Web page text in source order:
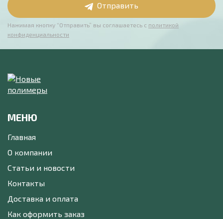
Отправить
Нажимая кнопку “Отправить” вы соглашаетесь с политикой
конфиденциальности
МЕНЮ
Главная
О компании
Статьи и новости
Контакты
Доставка и оплата
Как оформить заказ